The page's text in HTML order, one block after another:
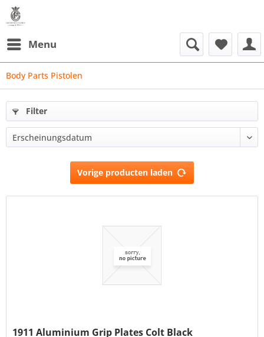
Menu
Body Parts Pistolen
Filter
Vorige producten laden
1911 Aluminium Grip Plates Colt Black